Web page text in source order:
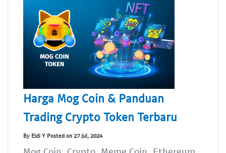
Harga Mog Coin & Panduan
Trading Crypto Token Terbaru
By Eldi Y Posted on 27 Jul, 2024